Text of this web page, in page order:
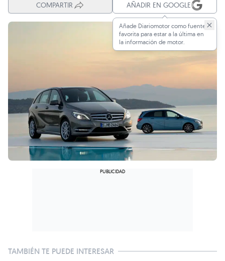
COMPARTIR AÑADIR EN GOOGLE
Añade Diariomotor como fuente
favorita para estar a la última en
la información de motor.
TAMBIÉN TE PUEDE INTERESAR